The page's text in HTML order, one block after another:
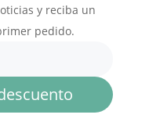
y reciba un
pedido.